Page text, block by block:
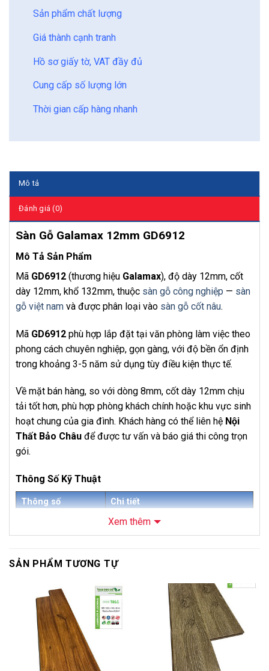
Sản phẩm chất lượng
Giá thành cạnh tranh
Hồ sơ giấy tờ, VAT đầy đủ
Cung cấp số lượng lớn
Thời gian cấp hàng nhanh
Mô tả
Đánh giá (0)
Sàn Gỗ Galamax 12mm GD6912
Mô Tả Sản Phẩm
Mã GD6912 (thương hiệu Galamax), độ dày 12mm, cốt
dày 12mm, khổ 132mm, thuộc sàn gỗ công nghiệp — sàn
gỗ việt nam và được phân loại vào sàn gỗ cốt nâu.
Mã GD6912 phù hợp lắp đặt tại văn phòng làm việc theo
phong cách chuyên nghiệp, gọn gàng, với độ bền ổn định
trong khoảng 3-5 năm sử dụng tùy điều kiện thực tế.
Về mặt bán hàng, so với dòng 8mm, cốt dày 12mm chịu
tải tốt hơn, phù hợp phòng khách chính hoặc khu vực sinh
hoạt chung của gia đình. Khách hàng có thể liên hệ Nội
Thất Bảo Châu để được tư vấn và báo giá thi công trọn
gói.
Thông Số Kỹ Thuật
Thông số Chi tiết
Sàn Gỗ Galamax 12mm GD6912
Thương hiệu Galamax
Loại sản phẩm Sàn gỗ công nghiệp cốt nâu
Độ dày 12mm
Kích thước 1223 x 132mm
Số lượng tấm/hộp
Xem thêm
SẢN PHẨM TƯƠNG TỰ
-6%